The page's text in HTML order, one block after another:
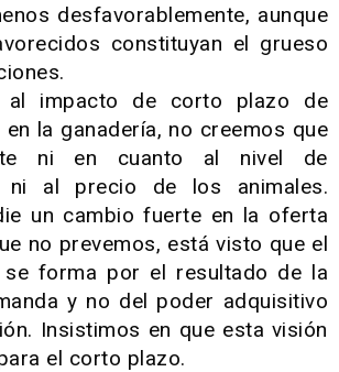
desfavorablemente, aunque
constituyan el grueso
al impacto de corto plazo de
la ganadería, no creemos que
ni en cuanto al nivel de
ni al precio de los animales.
un cambio fuerte en la oferta
no prevemos, está visto que el
se forma por el resultado de la
y no del poder adquisitivo
Insistimos en que esta visión
el corto plazo.